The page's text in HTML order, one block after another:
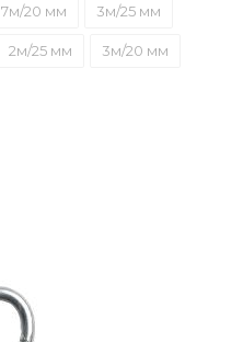
7м/20 мм 3м/25 мм
2м/25 мм 3м/20 мм